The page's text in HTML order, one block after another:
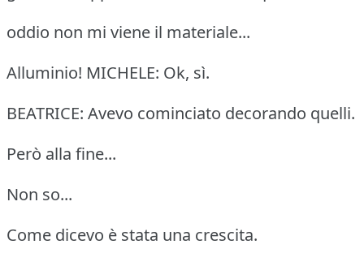
oddio non mi viene il materiale...
Alluminio! MICHELE: Ok, sì.
BEATRICE: Avevo cominciato decorando quelli.
Però alla fine...
Non so...
Come dicevo è stata una crescita.